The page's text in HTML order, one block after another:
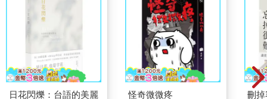
日花閃爍：台語的美麗
怪奇微微疼 刪